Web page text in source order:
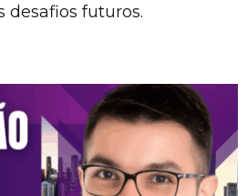
desafios futuros.